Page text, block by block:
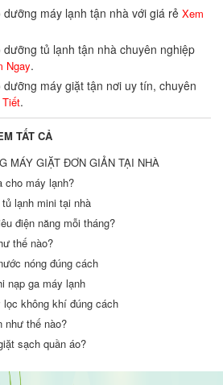
máy lạnh tận nhà với giá rẻ Xem
tủ lạnh tận nhà chuyên nghiệp
Ngay.
máy giặt tận nơi uy tín, chuyên
.
TẤT CẢ
MÁY GIẶT ĐƠN GIẢN TẠI NHÀ
cho máy lạnh?
lạnh mini tại nhà
điện năng mỗi tháng?
thế nào?
nóng đúng cách
nạp ga máy lạnh
không khí đúng cách
như thế nào?
sạch quần áo?